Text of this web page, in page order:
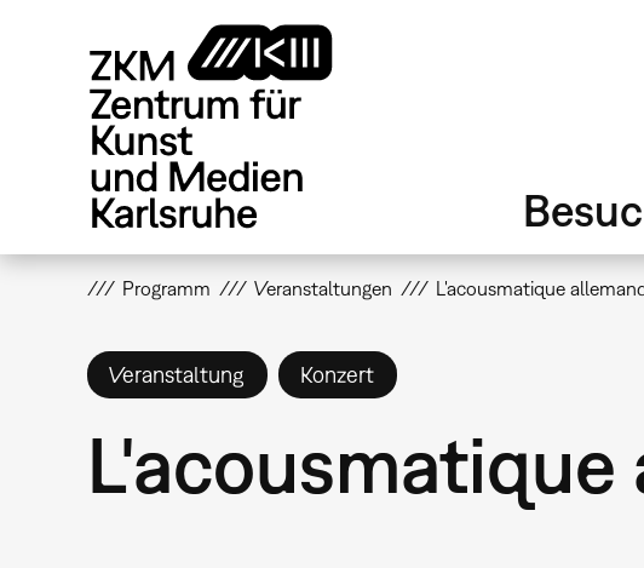
Programm Veranstaltungen L'acousmatique
Veranstaltung Konzert